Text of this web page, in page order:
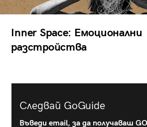
Inner Space: Емоционални
разстройства
Следвай GoGuide
Въведи email, за да получаваш